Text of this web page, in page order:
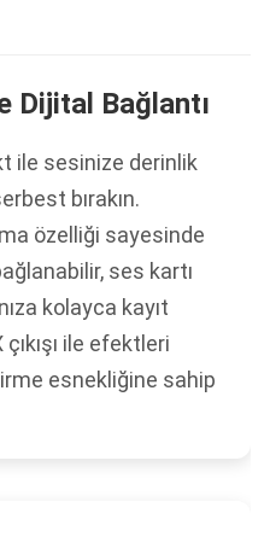
Dijital Bağlantı
ile sesinize derinlik
bırakın.
özelliği sayesinde
ses kartı
kolayca kayıt
ile efektleri
esnekliğine sahip